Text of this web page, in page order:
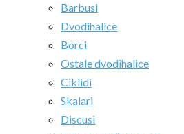
Barbusi
Dvodihalice
Borci
Ostale dvodihalice
Ciklidi
Skalari
Discusi